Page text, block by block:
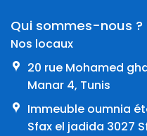
Qui sommes-nous ?
Nos locaux
20 rue Mohamed
Manar 4, Tunis
Immeuble oumnia
Sfax el jadida 3027